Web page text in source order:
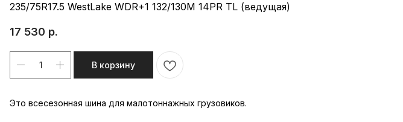
235/75R17.5 WestLake WDR+1 132/130M 14PR TL (ведущая)
17 530 р.
В корзину
Это всесезонная шина для малотоннажных грузовиков.